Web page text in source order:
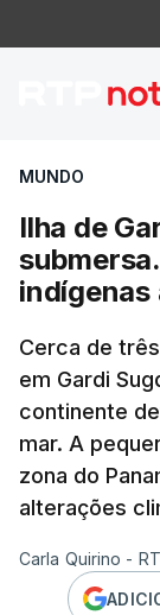
Ilha
MUNDO
Ilha de
indígenas
Cerca de
em Gardi
continente
mar. A
zona do
alterações
Carla Quirino -